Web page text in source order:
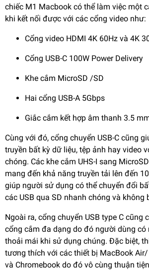
chiếc M1 Macbook có thể làm việc một
khi kết nối được với các cổng video như:
Cổng video HDMI 4K 60Hz và 4K
Cổng USB-C 100W Power Delivery
Khe cắm MicroSD /SD
Hai cổng USB-A 5Gbps
Giắc cắm kết hợp âm thanh 3.5
Cùng với đó, cổng chuyển USB-C cũng
truyền bất kỳ dữ liệu, tệp ảnh hay video
chóng. Các khe cắm UHS-I sang
mang đến khả năng truyền tải lên đến
giúp người sử dụng có thể chuyển đổi
các USB qua SD nhanh chóng và không
Ngoài ra, cổng chuyển USB type C cũng
cổng cắm đa dạng do đó người dùng có
thoải mái khi sử dụng chúng. Đặc biệt,
tương thích với các thiết bị MacBook Air/
và Chromebook do đó vô cùng thuận